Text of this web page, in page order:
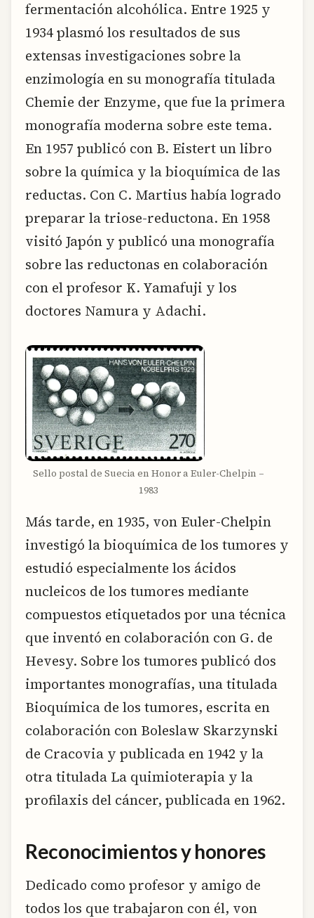
fermentación alcohólica. Entre 1925 y
1934 plasmó los resultados de sus
extensas investigaciones sobre la
enzimología en su monografía titulada
Chemie der Enzyme, que fue la primera
monografía moderna sobre este tema.
En 1957 publicó con B. Eistert un libro
sobre la química y la bioquímica de las
reductas. Con C. Martius había logrado
preparar la triose-reductona. En 1958
visitó Japón y publicó una monografía
sobre las reductonas en colaboración
con el profesor K. Yamafuji y los
doctores Namura y Adachi.
Sello postal de Suecia en Honor a Euler-Chelpin –
1983
Más tarde, en 1935, von Euler-Chelpin
investigó la bioquímica de los tumores y
estudió especialmente los ácidos
nucleicos de los tumores mediante
compuestos etiquetados por una técnica
que inventó en colaboración con G. de
Hevesy. Sobre los tumores publicó dos
importantes monografías, una titulada
Bioquímica de los tumores, escrita en
colaboración con Boleslaw Skarzynski
de Cracovia y publicada en 1942 y la
otra titulada La quimioterapia y la
profilaxis del cáncer, publicada en 1962.
Reconocimientos y honores
Dedicado como profesor y amigo de
todos los que trabajaron con él, von